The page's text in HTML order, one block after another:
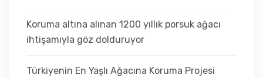
Koruma altına alınan 1200 yıllık porsuk ağacı
ihtişamıyla göz dolduruyor
Türkiyenin En Yaşlı Ağacına Koruma Projesi